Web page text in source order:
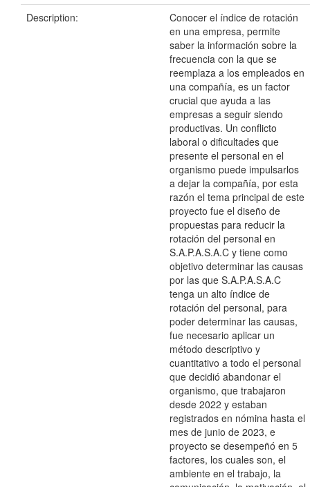
Description:
Conocer el índice de rotación
en una empresa, permite
saber la información sobre la
frecuencia con la que se
reemplaza a los empleados en
una compañía, es un factor
crucial que ayuda a las
empresas a seguir siendo
productivas. Un conflicto
laboral o dificultades que
presente el personal en el
organismo puede impulsarlos
a dejar la compañía, por esta
razón el tema principal de este
proyecto fue el diseño de
propuestas para reducir la
rotación del personal en
S.A.P.A.S.A.C y tiene como
objetivo determinar las causas
por las que S.A.P.A.S.A.C
tenga un alto índice de
rotación del personal, para
poder determinar las causas,
fue necesario aplicar un
método descriptivo y
cuantitativo a todo el personal
que decidió abandonar el
organismo, que trabajaron
desde 2022 y estaban
registrados en nómina hasta el
mes de junio de 2023, e
proyecto se desempeñó en 5
factores, los cuales son, el
ambiente en el trabajo, la